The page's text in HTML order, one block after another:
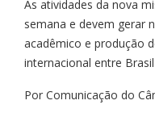
As atividades da nova
semana e devem gerar
acadêmico e produção
internacional entre
Por Comunicação do